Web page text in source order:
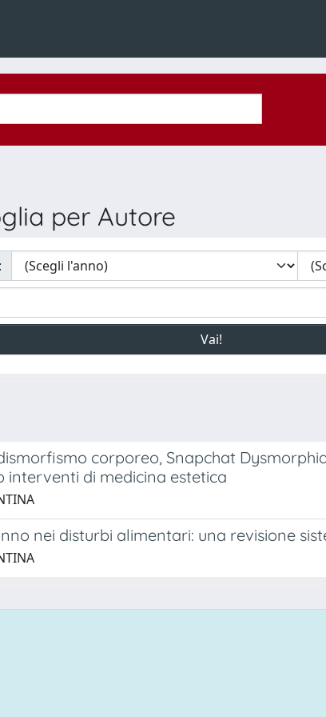
per Autore
corporeo, Snapchat
interventi di medicina estetica
nei disturbi alimentari: una revisione